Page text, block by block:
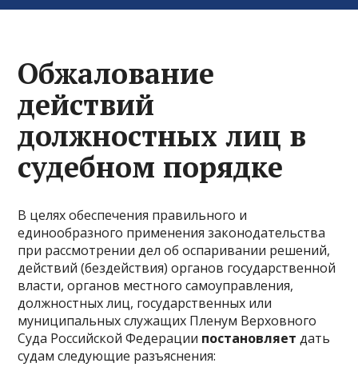
Обжалование
действий
должностных лиц в
судебном порядке
В целях обеспечения правильного и
единообразного применения законодательства
при рассмотрении дел об оспаривании решений,
действий (бездействия) органов государственной
власти, органов местного самоуправления,
должностных лиц, государственных или
муниципальных служащих Пленум Верховного
Суда Российской Федерации постановляет дать
судам следующие разъяснения: